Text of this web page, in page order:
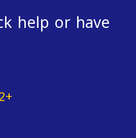
help or have
+972 569176379